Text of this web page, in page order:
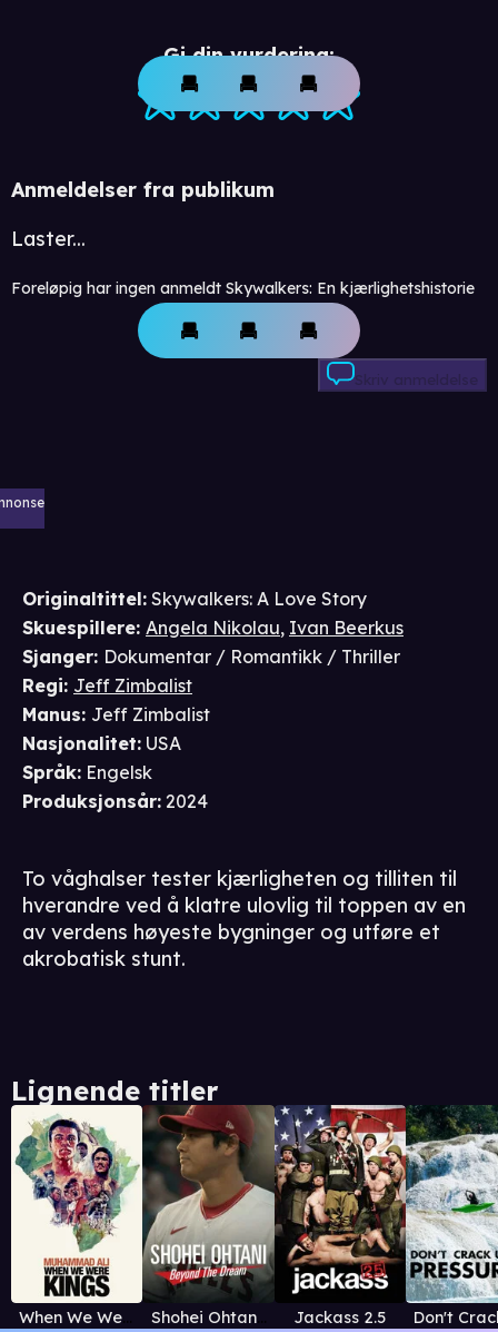
Gi din vurdering:
Anmeldelser fra publikum
Laster...
Foreløpig har ingen anmeldt Skywalkers: En kjærlighetshistorie
Skriv anmeldelse
Originaltittel: Skywalkers: A Love Story
Skuespillere: Angela Nikolau, Ivan Beerkus
Sjanger: Dokumentar / Romantikk / Thriller
Regi: Jeff Zimbalist
Manus: Jeff Zimbalist
Nasjonalitet: USA
Språk: Engelsk
Produksjonsår: 2024
To våghalser tester kjærligheten og tilliten til
hverandre ved å klatre ulovlig til toppen av en
av verdens høyeste bygninger og utføre et
akrobatisk stunt.
Lignende titler
When We Were Kings Shohei Ohtani - Beyond the Dream Jackass 2.5